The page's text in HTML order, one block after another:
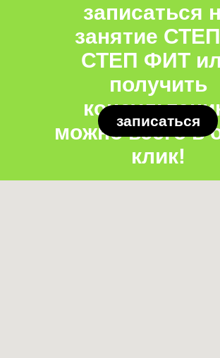
записаться
занятие
СТЕП ФИТ
получить
можно всего в
клик!
записаться